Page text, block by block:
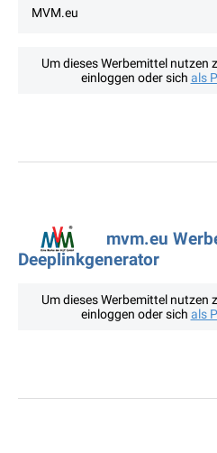
MVM.eu
Um dieses Werbemittel nutzen
einloggen oder sich als
mvm.eu
Deeplinkgenerator
Um dieses Werbemittel nutzen
einloggen oder sich als